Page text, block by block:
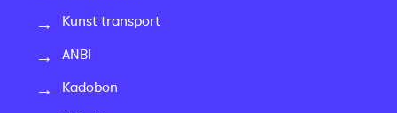
Kunst transport
ANBI
Kadobon